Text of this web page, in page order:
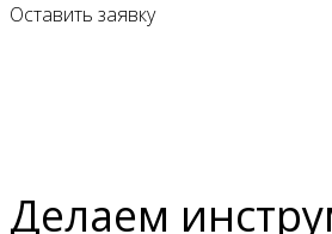
Оставить заявку
Делаем